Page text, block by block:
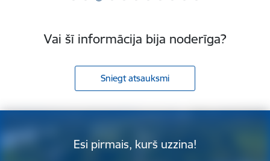
Vai šī informācija bija noderīga?
Sniegt atsauksmi
Esi pirmais, kurš uzzina!